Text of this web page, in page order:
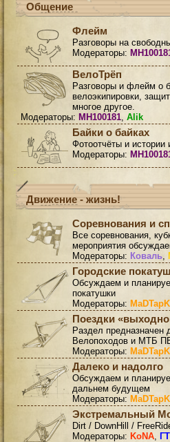
Общение
Флейм
Разговоры на
Модераторы:
ВелоТрёп
Разговоры и флейм о
велоэкипировки,
многое другое.
Модераторы: MH100181, Alik
Байки о байках
Фотоотчёты и истории
Модераторы:
Движение - жизнь!
Соревнования и
Все соревнования,
мероприятия
Модераторы: Коваль,
Городские
Обсуждаем и
покатушки
Модераторы:
Поездки
Раздел предназначен
Велопоходов и МТБ
Модераторы:
Далеко и надолго
Обсуждаем и
дальнем будущем
Модераторы:
Экстремальный
Dirt / DownHill /
Модераторы: KoNA, ГТ